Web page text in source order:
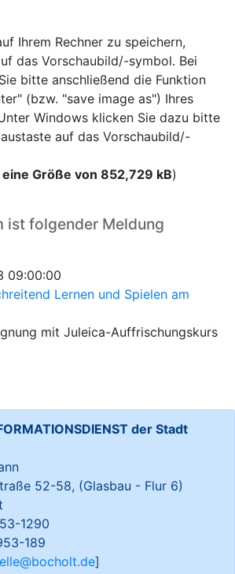
Ihrem Rechner zu speichern,
das Vorschaubild/-symbol. Bei
bitte anschließend die Funktion
(bzw. "save image as") Ihres
Windows klicken Sie dazu bitte
auf das Vorschaubild/-
Größe von 852,729 kB)
ist folgender Meldung
09:00:00
Lernen und Spielen am
mit Juleica-Auffrischungskurs
der Stadt
52-58, (Glasbau - Flur 6)
1290
189
]